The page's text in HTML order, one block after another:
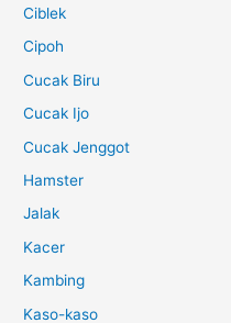
Ciblek
Cipoh
Cucak Biru
Cucak Ijo
Cucak Jenggot
Hamster
Jalak
Kacer
Kambing
Kaso-kaso